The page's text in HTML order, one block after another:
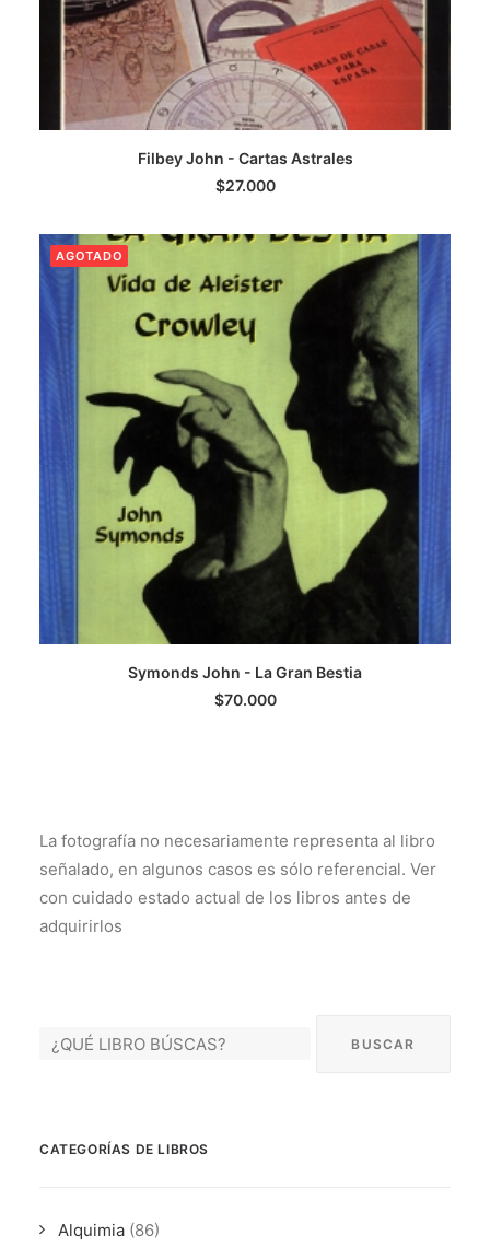
LEER MÁS
Filbey John - Cartas Astrales
$27.000
AGOTADO
LEER MÁS
Symonds John - La Gran Bestia
$70.000
La fotografía no necesariamente representa al libro
señalado, en algunos casos es sólo referencial. Ver
con cuidado estado actual de los libros antes de
adquirirlos
CATEGORÍAS DE LIBROS
Alquimia (86)